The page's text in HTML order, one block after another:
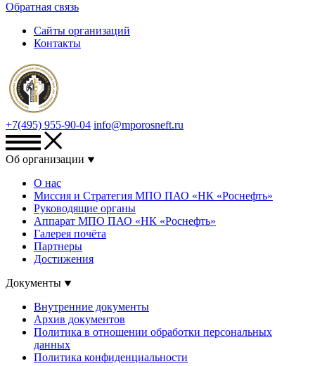
Обратная связь
Сайты организаций
Контакты
+7(495) 955-90-04 info@mporosneft.ru
Об организации
О нас
Миссия и Стратегия МПО ПАО «НК «Роснефть»
Руководящие органы
Аппарат МПО ПАО «НК «Роснефть»
Галерея почёта
Партнеры
Достижения
Документы
Внутренние документы
Архив документов
Политика в отношении обработки персональных
данных
Политика конфиденциальности